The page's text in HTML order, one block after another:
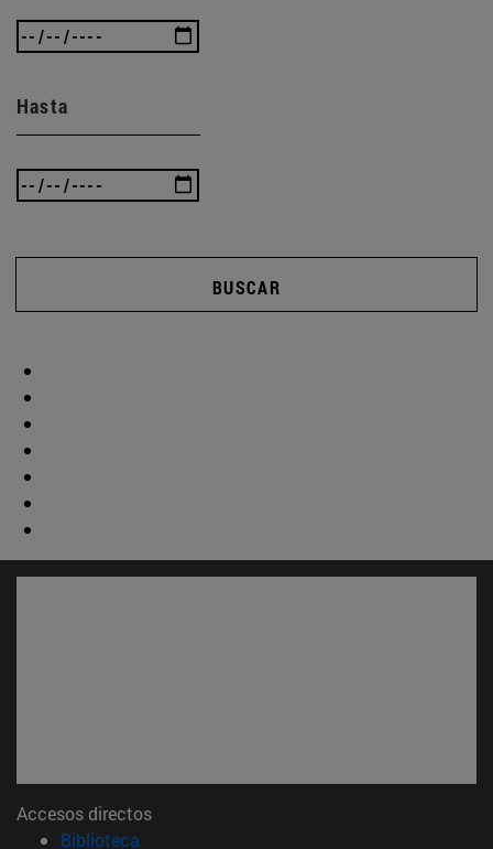
Hasta
BUSCAR
Accesos directos
Biblioteca